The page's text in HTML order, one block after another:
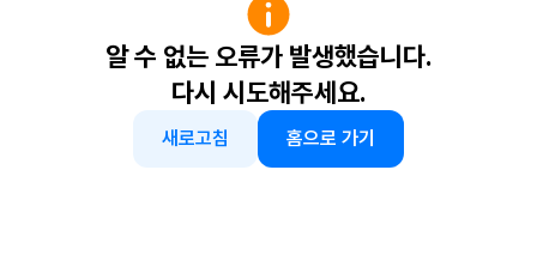
알 수 없는 오류가 발생했습니다.
다시 시도해주세요.
새로고침 홈으로 가기